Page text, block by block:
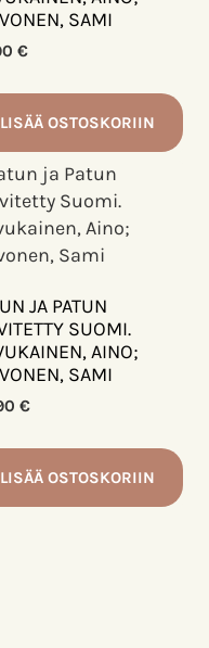
SAMI
€
LISÄÄ OSTOSKORIIN
JA PATUN
SUOMI.
AINO;
SAMI
€
LISÄÄ OSTOSKORIIN